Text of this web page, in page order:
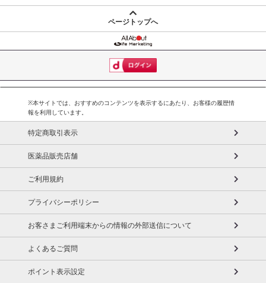
■その他共通および商品カテゴリー別注意事項（※必ずご確認くだ
こちらの情報は 2026-07-09 14:13:35.0
ページトップへ
※本サイトでは、おすすめのコンテンツを表示するにあたり、お客様の履歴情
報を利用しています。
特定商取引表示
医薬品販売店舗
ご利用規約
プライバシーポリシー
お客さまご利用端末からの情報の外部送信について
よくあるご質問
ポイント表示設定